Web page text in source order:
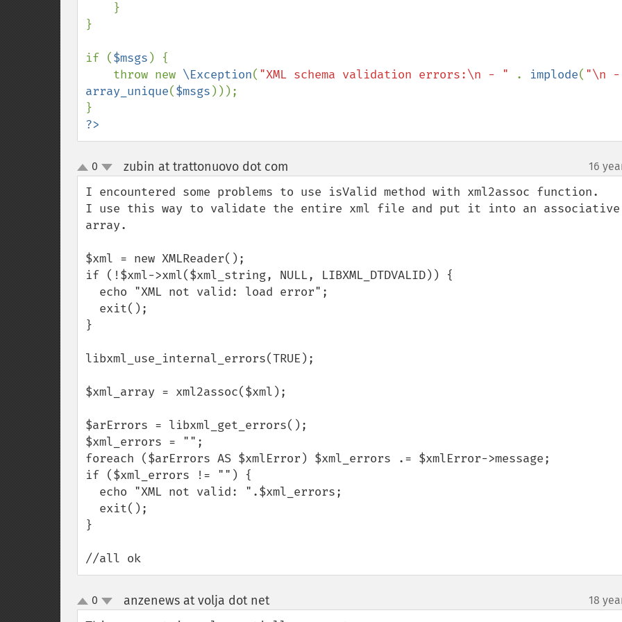
}
if ($msgs ) {
    throw new
\Exception( "XML schema validation errors:\n - " . implode( "\n
array_unique($msgs )));
?>
up
down
0 zubin at trattonuovo dot com 16
I encountered some problems to use isValid method with xml2assoc function.
I use this way to validate the entire xml file and put it into an associative
array.
$xml = new XMLReader();
if (!$xml->xml($xml_string, NULL, LIBXML_DTDVALID)) {
}
libxml_use_internal_errors(TRUE);
$xml_array = xml2assoc($xml);
$arErrors = libxml_get_errors();
$xml_errors = "";
foreach ($arErrors AS $xmlError) $xml_errors .= $xmlError->message;
if ($xml_errors != "") {
}
//all ok
up
down
0 anzenews at volja dot net¶ 18